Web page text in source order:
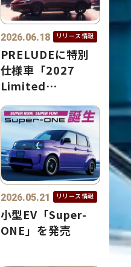
2026.06.18 リリース情報
PRELUDEに特別
仕様車「2027
Limited
し発売
2026.05.21 リリース情報
小型EV「Super-
ONE」を発売